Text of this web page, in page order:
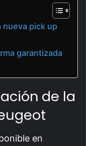
nueva pick up
garantizada
de la
en